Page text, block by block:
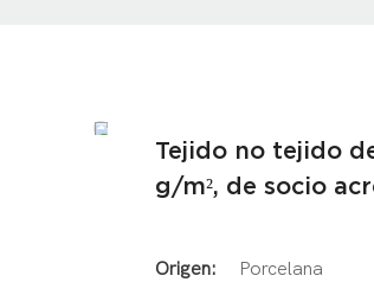
Tejido no tejido
g/m², de socio
Origen: Porcelana